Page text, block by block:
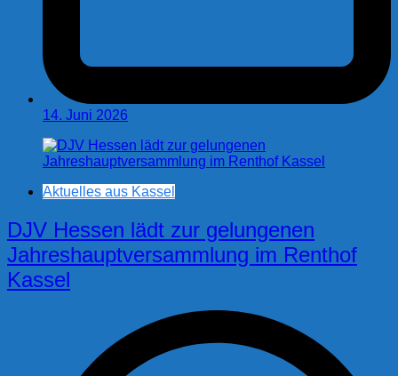
14. Juni 2026
Aktuelles aus Kassel
DJV Hessen lädt zur gelungenen
Jahreshauptversammlung im Renthof
Kassel